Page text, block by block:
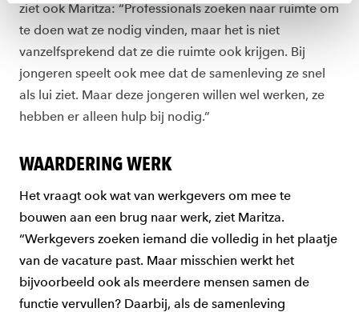
toestemming altijd wijzigen of intrekken via
onscookiestatement.
ziet ook Maritza: “Professionals zoeken naar ruimte om
te doen wat ze nodig vinden, maar het is niet
vanzelfsprekend dat ze die ruimte ook krijgen. Bij
jongeren speelt ook mee dat de samenleving ze snel
als lui ziet. Maar deze jongeren willen wel werken, ze
hebben er alleen hulp bij nodig.”
WAARDERING WERK
Het vraagt ook wat van werkgevers om mee te
bouwen aan een brug naar werk, ziet Maritza.
“Werkgevers zoeken iemand die volledig in het plaatje
van de vacature past. Maar misschien werkt het
bijvoorbeeld ook als meerdere mensen samen de
functie vervullen? Daarbij, als de samenleving